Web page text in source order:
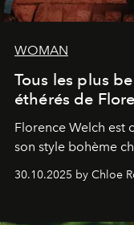
WOMAN
Tous les plus
éthérés de
Florence Welch est
son style bohème
30.10.2025 by Chloe